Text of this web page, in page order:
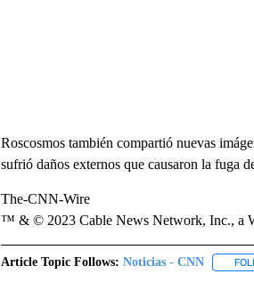
Roscosmos también compartió nuevas
sufrió daños externos que causaron la fuga
The-CNN-Wire
™ & © 2023 Cable News Network, Inc., a
Article Topic Follows: Noticias - CNN